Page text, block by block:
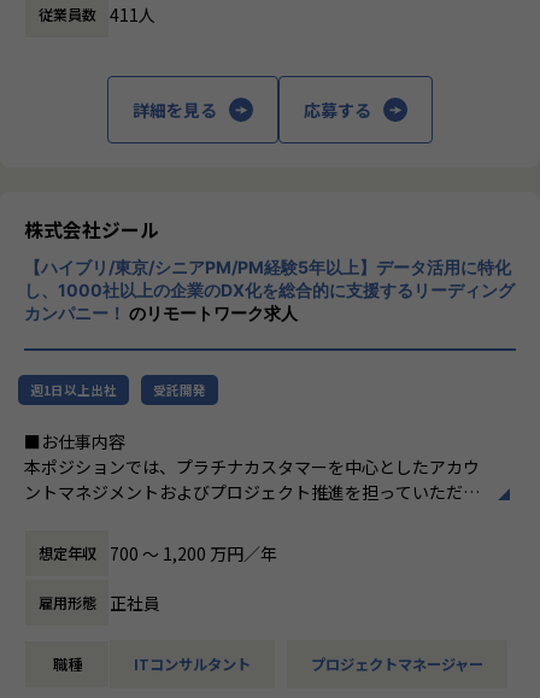
るための増員です。顧客の大半は大手企業となっており、30年以
■Mission：専門性と技術力、高度な分析ノ
ズに応えるため、私たちは「プロフェッショ
ナルサービスの大衆化」をミッションとして
掲げております。高い専門性を持った技術
力、深い経験から得られた多様性のある高度
な分析力をハイクオリティ＆ローコストで提
供することで、企業の競争優位確保に貢献す
ることを私たちは使命としております。
造」を掲げて、理想企業の創造に向け、「社
員全員が燃える会社」を目指しています。理
展する企業です。そして、社員全員が燃え続
ます。お客様に対する長期的な貢献を果たす
従業員数 411人
詳細を見る 応募する
株式会社ジール
【ハイブリ/東京/シニアPM/PM経験5年以上】データ活用に特化
し、1000社以上の企業のDX化を総合的に支援するリーディング
カンパニー！ のリモートワーク求人
週1日以上出社 受託開発
■お仕事内容
本ポジションでは、プラチナカスタマーを中心としたアカウ
ントマネジメントおよびプロジェクト推進を担っていただき
-担当顧客に対するアカウントプランの策定・実行
-顧客の経営・事業課題を踏まえた中長期ロードマップの
共同策定
-営業部門と連携した提案活動および受注に向けたアクシ
-ステアリングコミッティの設計・運営（経営層との合意
想定年収 700 〜 1,200 万円／年
雇用形態 正社員
職種 ITコンサルタント プロジェクトマネージャー